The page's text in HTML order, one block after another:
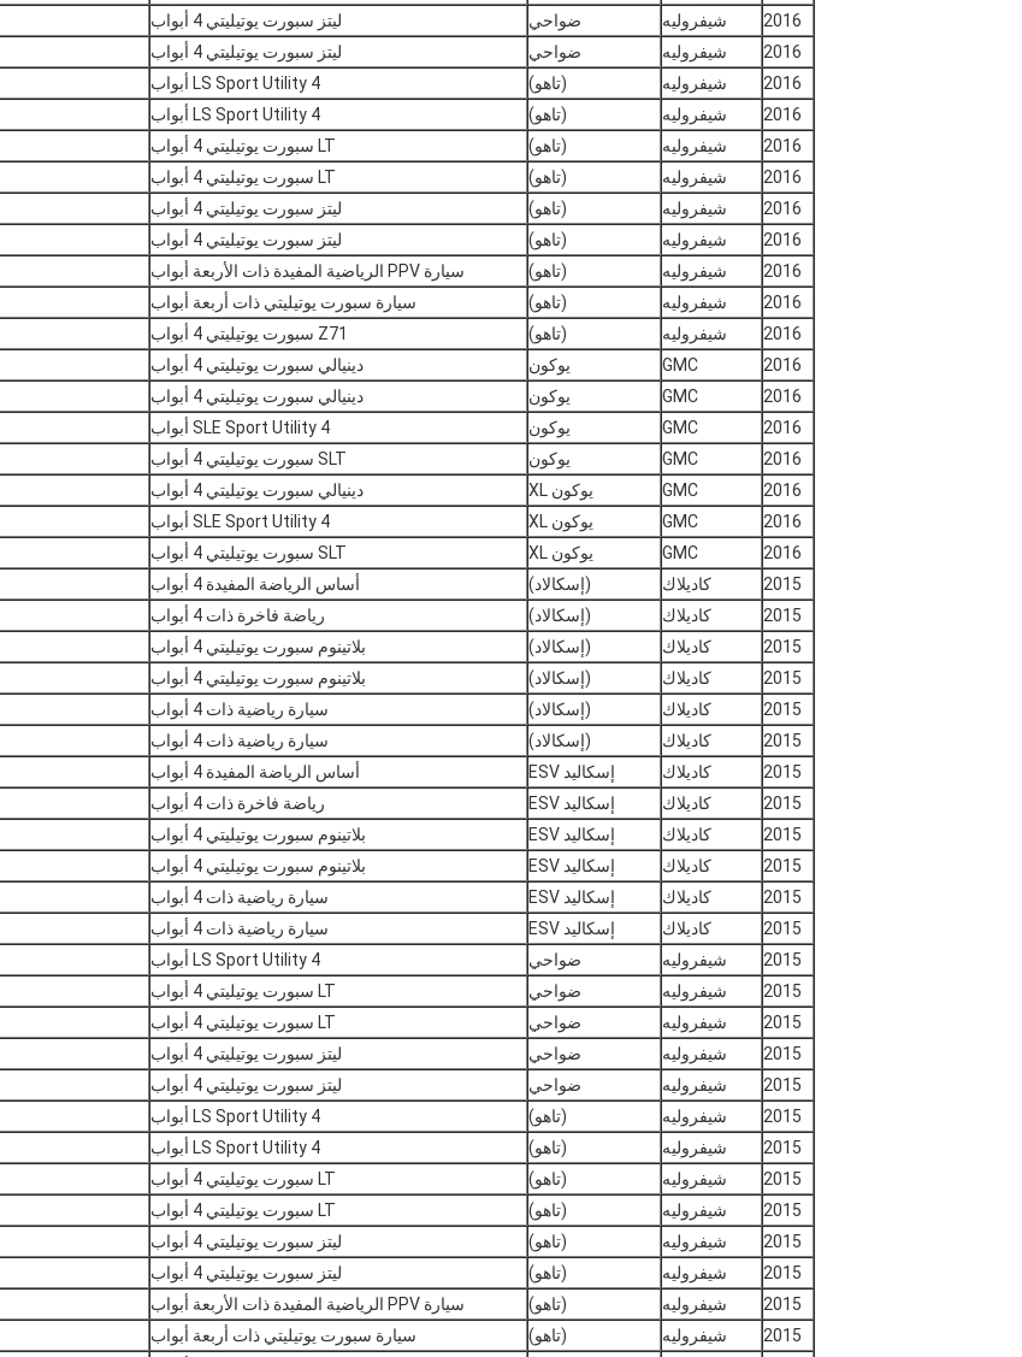
2016
شيفروليه ضواحي ليتز سبورت يوتيليتي 4 أبواب
2016
شيفروليه ضواحي ليتز سبورت يوتيليتي 4 أبواب
2016
شيفروليه (تاهو) LS Sport Utility 4 أبواب
2016
شيفروليه (تاهو) LS Sport Utility 4 أبواب
2016
شيفروليه (تاهو) LT سبورت يوتيليتي 4 أبواب
2016
شيفروليه (تاهو) LT سبورت يوتيليتي 4 أبواب
2016
شيفروليه (تاهو) ليتز سبورت يوتيليتي 4 أبواب
2016
شيفروليه (تاهو) ليتز سبورت يوتيليتي 4 أبواب
2016
شيفروليه (تاهو) سيارة PPV الرياضية المفيدة ذات الأربعة أبواب
2016
شيفروليه (تاهو) سيارة سبورت يوتيليتي ذات أربعة أبواب
2016
شيفروليه (تاهو) Z71 سبورت يوتيليتي 4 أبواب
2016
GMC يوكون دينيالي سبورت يوتيليتي 4 أبواب
2016
GMC يوكون دينيالي سبورت يوتيليتي 4 أبواب
2016
GMC يوكون SLE Sport Utility 4 أبواب
2016
GMC يوكون SLT سبورت يوتيليتي 4 أبواب
2016
GMC يوكون XL دينيالي سبورت يوتيليتي 4 أبواب
2016
GMC يوكون XL SLE Sport Utility 4 أبواب
2016
GMC يوكون XL SLT سبورت يوتيليتي 4 أبواب
2015
كاديلاك (إسكالاد) أساس الرياضة المفيدة 4 أبواب
2015
كاديلاك (إسكالاد) رياضة فاخرة ذات 4 أبواب
2015
كاديلاك (إسكالاد) بلاتينوم سبورت يوتيليتي 4 أبواب
2015
كاديلاك (إسكالاد) بلاتينوم سبورت يوتيليتي 4 أبواب
2015
كاديلاك (إسكالاد) سيارة رياضية ذات 4 أبواب
2015
كاديلاك (إسكالاد) سيارة رياضية ذات 4 أبواب
2015
كاديلاك إسكاليد ESV أساس الرياضة المفيدة 4 أبواب
2015
كاديلاك إسكاليد ESV رياضة فاخرة ذات 4 أبواب
2015
كاديلاك إسكاليد ESV بلاتينوم سبورت يوتيليتي 4 أبواب
2015
كاديلاك إسكاليد ESV بلاتينوم سبورت يوتيليتي 4 أبواب
2015
كاديلاك إسكاليد ESV سيارة رياضية ذات 4 أبواب
2015
كاديلاك إسكاليد ESV سيارة رياضية ذات 4 أبواب
2015
شيفروليه ضواحي LS Sport Utility 4 أبواب
2015
شيفروليه ضواحي LT سبورت يوتيليتي 4 أبواب
2015
شيفروليه ضواحي LT سبورت يوتيليتي 4 أبواب
2015
شيفروليه ضواحي ليتز سبورت يوتيليتي 4 أبواب
2015
شيفروليه ضواحي ليتز سبورت يوتيليتي 4 أبواب
2015
شيفروليه (تاهو) LS Sport Utility 4 أبواب
2015
شيفروليه (تاهو) LS Sport Utility 4 أبواب
2015
شيفروليه (تاهو) LT سبورت يوتيليتي 4 أبواب
2015
شيفروليه (تاهو) LT سبورت يوتيليتي 4 أبواب
2015
شيفروليه (تاهو) ليتز سبورت يوتيليتي 4 أبواب
2015
شيفروليه (تاهو) ليتز سبورت يوتيليتي 4 أبواب
2015
شيفروليه (تاهو) سيارة PPV الرياضية المفيدة ذات الأربعة أبواب
2015
شيفروليه (تاهو) سيارة سبورت يوتيليتي ذات أربعة أبواب